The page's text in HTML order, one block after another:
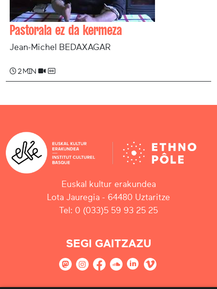
Pastorala ez da kermeza
Jean-Michel BEDAXAGAR
2 min
Euskal kultur erakundea
Lota Jauregia - 64480 Uztaritze
Tel: 0 (033)5 59 93 25 25
SEGI GAITZAZU